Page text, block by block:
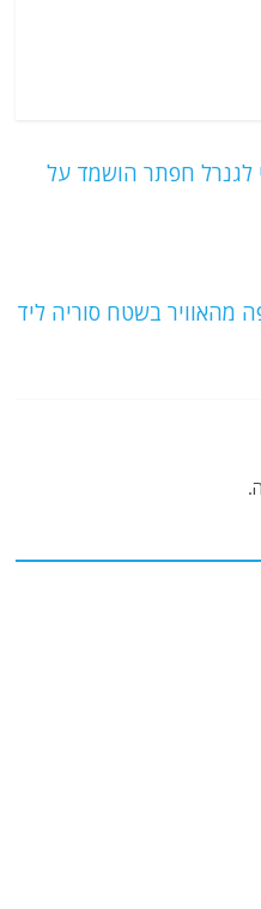
לגנרל חפתר הושמד על
מהאוויר בשטח סוריה ליד